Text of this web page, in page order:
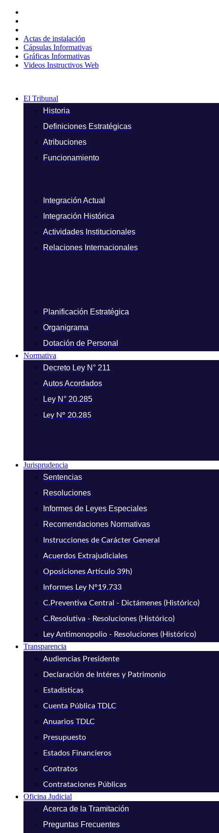
contenido
Actas de instalación
Cápsulas Informativas
Gráficas Informativas
Videos Instructivos Web
El Tribunal
Historia
Definiciones Estratégicas
Atribuciones
Funcionamiento
Integración Actual
Integración Histórica
Actividades Institucionales
Relaciones Internacionales
Planificación Estratégica
Organigrama
Dotación de Personal
Normativa
Decreto Ley N° 211
Autos Acordados
Ley N° 20.285
Ley N° 20.285
Jurisprudencia
Sentencias
Resoluciones
Informes de Leyes Especiales
Recomendaciones Normativas
Instrucciones de Carácter General
Acuerdos Extrajudiciales
Oposiciones Artículo 39h)
Informes Ley N°19.733
C.Preventiva Central - Dictámenes (Histórico)
C.Resolutiva - Resoluciones (Histórico)
Ley Antimonopolio - Resoluciones (Histórico)
Transparencia
Audiencias Presidente
Declaración de Intéres y Patrimonio
Estadísticas
Cuenta Pública TDLC
Anuarios TDLC
Presupuesto
Estados Financieros
Contratos
Contrataciones Públicas
Oficina Judicial
Acerca de la Tramitación
Preguntas Frecuentes